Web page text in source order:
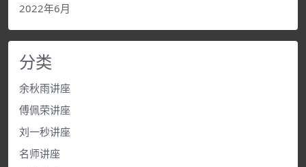
2022年6月
分类
余秋雨讲座
傅佩荣讲座
刘一秒讲座
名师讲座